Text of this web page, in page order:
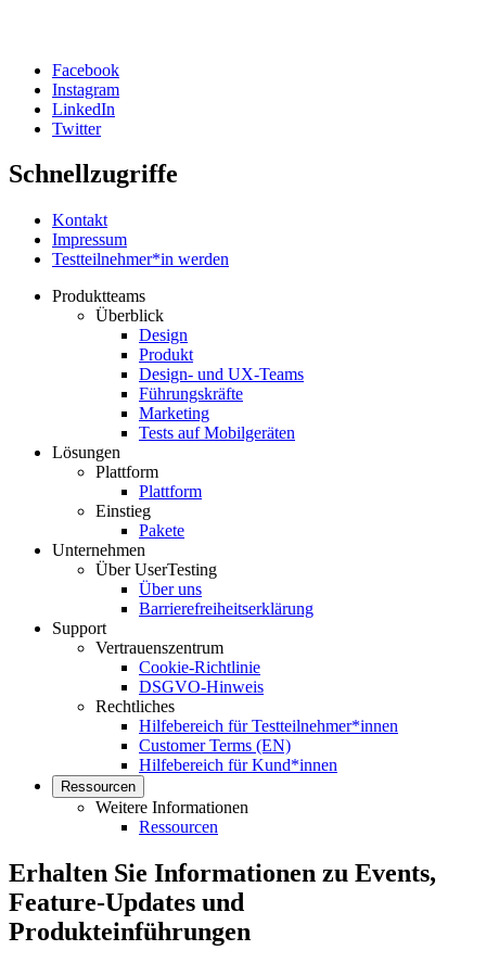
Social
Facebook
Instagram
LinkedIn
Twitter
Schnellzugriffe
Kontakt
Impressum
Testteilnehmer*in werden
Footer
Produktteams
Überblick
Design
Produkt
Design- und UX-Teams
Führungskräfte
Marketing
Tests auf Mobilgeräten
Lösungen
Plattform
Plattform
Einstieg
Pakete
Unternehmen
Über UserTesting
Über uns
Barrierefreiheitserklärung
Support
Vertrauenszentrum
Cookie-Richtlinie
DSGVO-Hinweis
Rechtliches
Hilfebereich für Testteilnehmer*innen
Customer Terms (EN)
Hilfebereich für Kund*innen
Ressourcen
Weitere Informationen
Ressourcen
Erhalten Sie Informationen zu Events,
Feature-Updates und
Produkteinführungen